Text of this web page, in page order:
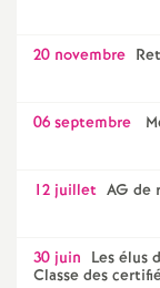
20 novembre
06 septembre
12 juillet AG de
30 juin Les élus
Classe des